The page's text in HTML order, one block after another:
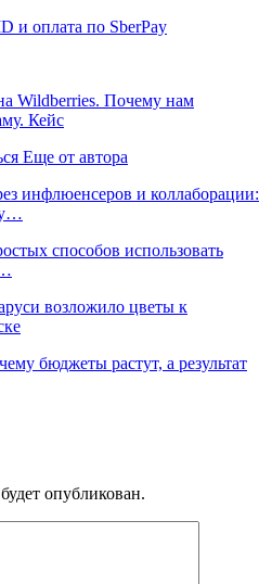
и оплата по SberPay
Wildberries. Почему нам
Кейс
Еще от автора
инфлюенсеров и коллаборации:
способов использовать
возложило цветы к
бюджеты растут, а результат
опубликован.